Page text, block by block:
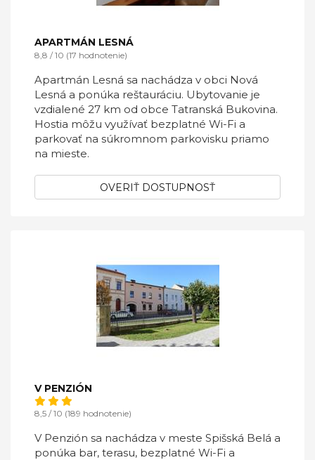
APARTMÁN LESNÁ
8,8 / 10 (17 hodnotenie)
Apartmán Lesná sa nachádza v obci Nová
Lesná a ponúka reštauráciu. Ubytovanie je
vzdialené 27 km od obce Tatranská Bukovina.
Hostia môžu využívať bezplatné Wi-Fi a
parkovať na súkromnom parkovisku priamo
na mieste.
OVERIŤ DOSTUPNOSŤ
V PENZIÓN
8,5 / 10 (189 hodnotenie)
V Penzión sa nachádza v meste Spišská Belá a
ponúka bar, terasu, bezplatné Wi-Fi a